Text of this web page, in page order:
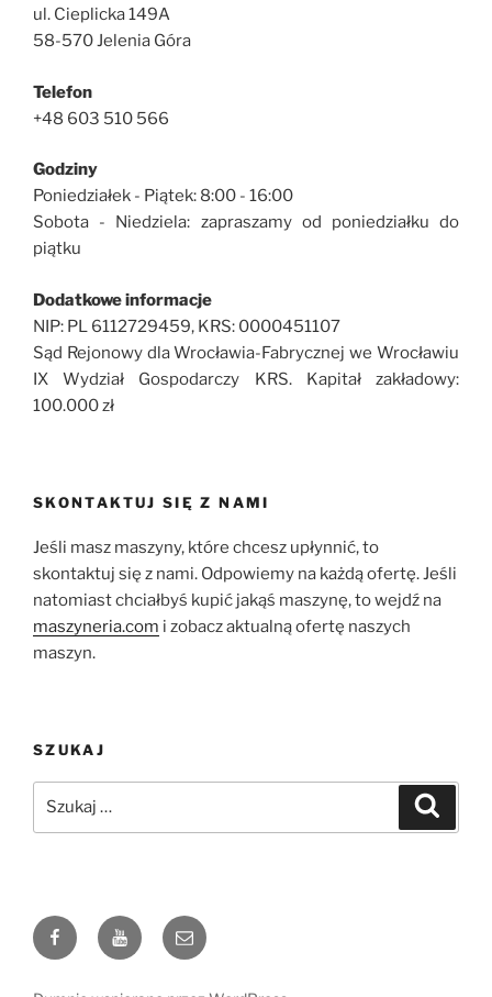
ul. Cieplicka 149A
58-570 Jelenia Góra
Telefon
+48 603 510 566
Godziny
Poniedziałek - Piątek: 8:00 - 16:00
Sobota - Niedziela: zapraszamy od poniedziałku do
piątku
Dodatkowe informacje
NIP: PL 6112729459, KRS: 0000451107
Sąd Rejonowy dla Wrocławia-Fabrycznej we Wrocławiu
IX Wydział Gospodarczy KRS. Kapitał zakładowy:
100.000 zł
SKONTAKTUJ SIĘ Z NAMI
Jeśli masz maszyny, które chcesz upłynnić, to
skontaktuj się z nami. Odpowiemy na każdą ofertę. Jeśli
natomiast chciałbyś kupić jakąś maszynę, to wejdź na
maszyneria.com i zobacz aktualną ofertę naszych
maszyn.
SZUKAJ
FacebookYoutubee-
mail